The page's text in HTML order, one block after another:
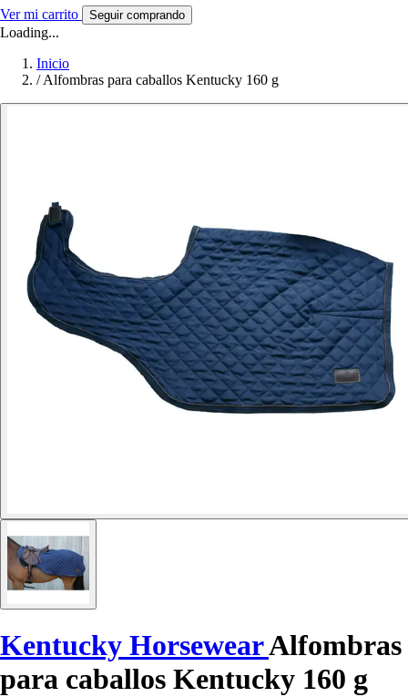
Ver mi carrito Seguir comprando
Loading...
Inicio
/ Alfombras para caballos Kentucky 160 g
Kentucky HorsewearAlfombras
para caballos Kentucky 160 g